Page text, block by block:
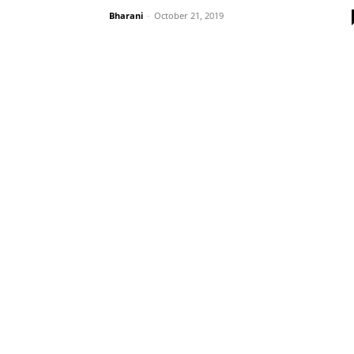
Bharani - October 21, 2019